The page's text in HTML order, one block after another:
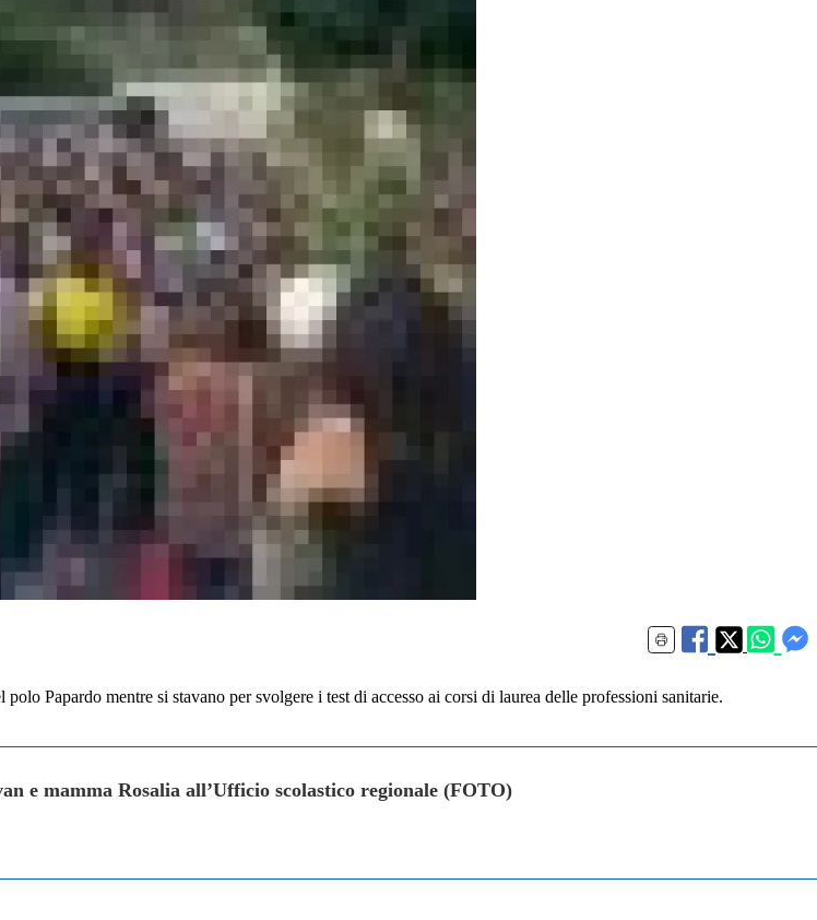
Papardo mentre si stavano per svolgere i test di accesso ai corsi di laurea delle professioni sanitarie.
e mamma Rosalia all’Ufficio scolastico regionale (FOTO)